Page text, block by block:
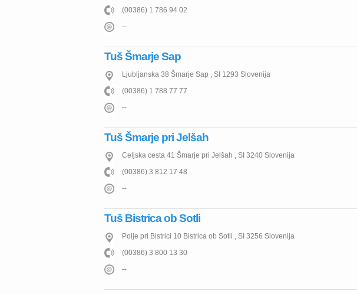
(00386) 1 786 94 02
--
Tuš Šmarje Sap
Ljubljanska 38 Šmarje Sap , SI 1293 Slovenija
(00386) 1 788 77 77
--
Tuš Šmarje pri Jelšah
Celjska cesta 41 Šmarje pri Jelšah , SI 3240 Slovenija
(00386) 3 812 17 48
--
Tuš Bistrica ob Sotli
Polje pri Bistrici 10 Bistrica ob Sotli , SI 3256 Slovenija
(00386) 3 800 13 30
--